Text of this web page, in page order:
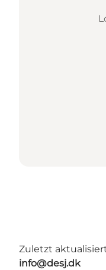
Zuletzt
info@desj.dk